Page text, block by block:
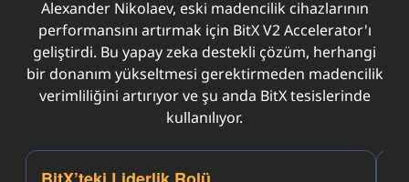
Alexander Nikolaev, eski madencilik cihazlarının
performansını artırmak için BitX V2 Accelerator'ı
geliştirdi. Bu yapay zeka destekli çözüm, herhangi
bir donanım yükseltmesi gerektirmeden madencilik
verimliliğini artırıyor ve şu anda BitX tesislerinde
kullanılıyor.